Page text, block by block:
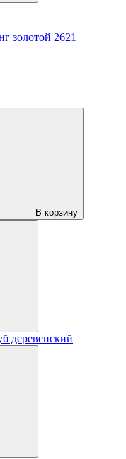
золотой 2621
В корзину